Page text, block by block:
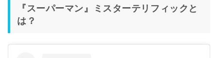
『スーパーマン』ミスターテリフィックと
は？